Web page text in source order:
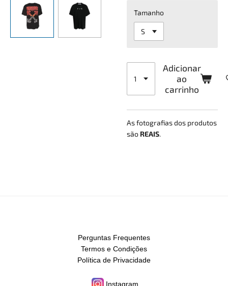
Tamanho
Adicionar
ao
carrinho
As fotografias dos produtos
são REAIS.
Perguntas Frequentes
Termos e Condições
Política de Privacidade
Instagram